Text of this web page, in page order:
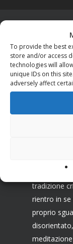
To provide the best
store and/or access
technologies will
unique IDs on this
adversely affect
farsi
incontro al
tradizione
rientro in se
proprio